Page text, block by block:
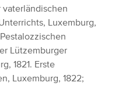
vaterländischen
Luxemburg,
Lützemburger
1821. Erste
Luxemburg, 1822;